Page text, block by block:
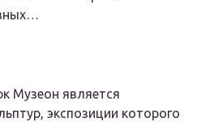
Музеон является
экспозиции которого